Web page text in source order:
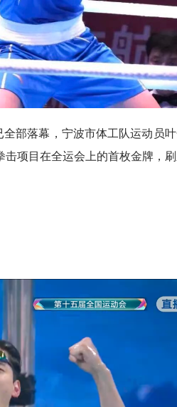
部落幕，宁波市体工队运动员
项目在全运会上的首枚金牌，